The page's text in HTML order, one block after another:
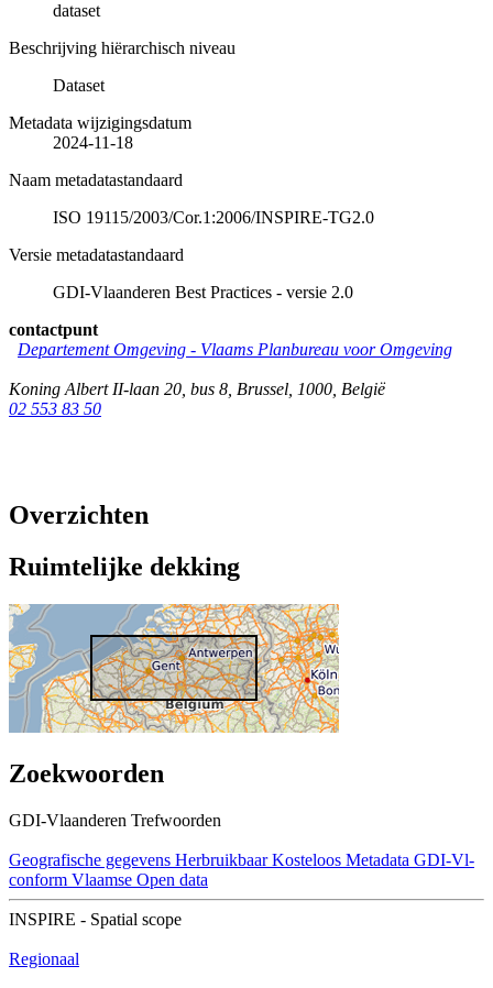
dataset
Beschrijving hiërarchisch niveau
Dataset
Metadata wijzigingsdatum
2024-11-18
Naam metadatastandaard
ISO 19115/2003/Cor.1:2006/INSPIRE-TG2.0
Versie metadatastandaard
GDI-Vlaanderen Best Practices - versie 2.0
contactpunt
Departement Omgeving - Vlaams Planbureau voor Omgeving
Koning Albert II-laan 20, bus 8 Brussel 1000 België
02 553 83 50
Overzichten
Ruimtelijke dekking
Zoekwoorden
GDI-Vlaanderen Trefwoorden
Geografische gegevens Herbruikbaar Kosteloos Metadata GDI-Vl-
conform Vlaamse Open data
INSPIRE - Spatial scope
Regionaal